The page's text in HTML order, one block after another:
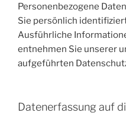
Personenbezogene
Sie persönlich
Ausführliche
entnehmen Sie unserer
aufgeführten
Datenerfassung auf